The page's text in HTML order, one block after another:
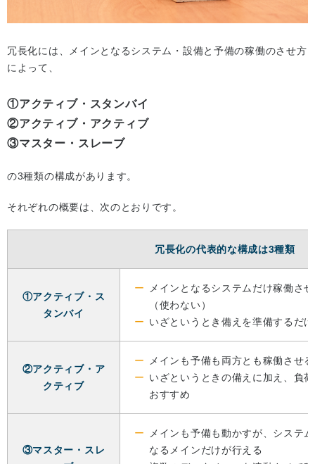
冗長化には、メインとなるシステム・設備と予備の稼働のさせ方
によって、
①アクティブ・スタンバイ
②アクティブ・アクティブ
③マスター・スレーブ
の3種類の構成があります。
それぞれの概要は、次のとおりです。
冗長化の代表的な構成は3種類
①アクティブ・ス
タンバイ
メインとなるシステムだけ稼働さ
（使わない）
いざというとき備えを準備するだ
②アクティブ・ア
クティブ
メインも予備も両方とも稼働させる
いざというときの備えに加え、負
おすすめ
③マスター・スレ
メインも予備も動かすが、システ
なるメインだけが行える